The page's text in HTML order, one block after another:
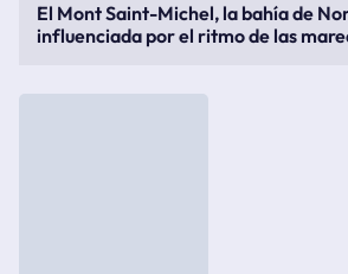
El Mont Saint-Michel, la bahía de
influenciada por el ritmo de las